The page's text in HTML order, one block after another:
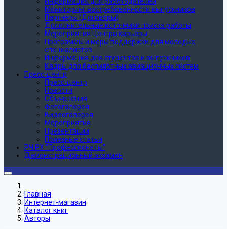
Мониторинг востребованности выпускников
Партнеры (Договоры)
Дополнительные источники поиска работы
Мероприятия Центра карьеры
Программы и меры поддержки для молодых
специалистов
Информация для студентов и выпускников
Кадры для беспилотных авиационных систем
Пресс-центр
Пресс-центр
Новости
Объявления
Фотогалерея
Видеогалерея
Мероприятия
Презентации
Полезные статьи
РЧ РХ "Профессионалы"
Демонстрационный экзамен
Главная
Интернет-магазин
Каталог книг
Авторы